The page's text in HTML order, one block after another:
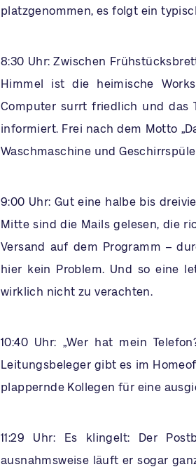
platzgenommen, es folgt ein
8:30 Uhr: Zwischen
Himmel ist die heimische
Computer surrt friedlich und das
informiert. Frei nach dem Motto
Waschmaschine und
9:00 Uhr: Gut eine halbe bis
Mitte sind die Mails gelesen, die
Versand auf dem Programm –
hier kein Problem. Und so eine
wirklich nicht zu verachten.
10:40 Uhr: „Wer hat mein
Leitungsbeleger gibt es im
plappernde Kollegen für eine
11:29 Uhr: Es klingelt: Der
ausnahmsweise läuft er sogar